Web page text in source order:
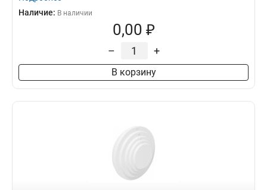
Наличие: В наличии
0,00 ₽
– +
В корзину